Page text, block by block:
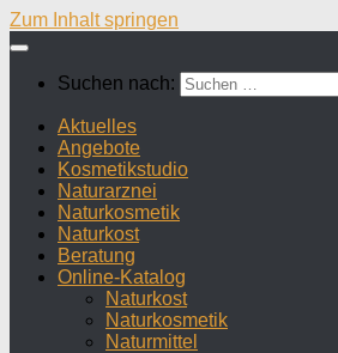
Zum Inhalt springen
Suchen nach:
Aktuelles
Angebote
Kosmetikstudio
Naturarznei
Naturkosmetik
Naturkost
Beratung
Online-Katalog
Naturkost
Naturkosmetik
Naturmittel